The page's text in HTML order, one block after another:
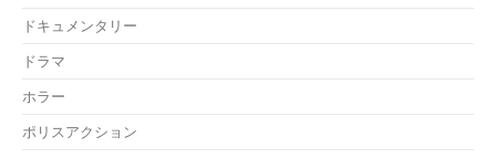
ドキュメンタリー
ドラマ
ホラー
ポリスアクション